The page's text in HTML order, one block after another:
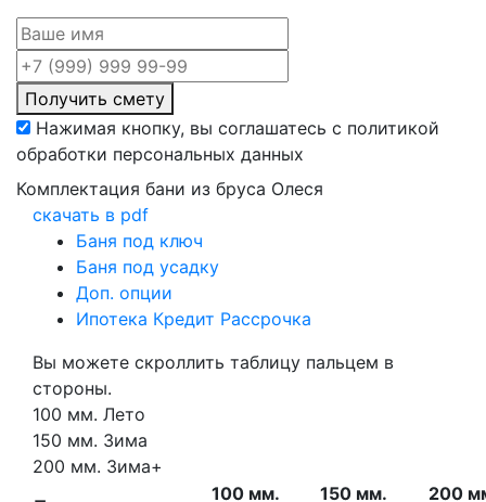
Получить смету
Нажимая кнопку, вы соглашатесь с политикой
обработки персональных данных
Комплектация бани из бруса Олеся
скачать в pdf
Баня под ключ
Баня под усадку
Доп. опции
Ипотека Кредит Рассрочка
Вы можете скроллить таблицу пальцем в
стороны.
100 мм. Лето
150 мм. Зима
200 мм. Зима+
100 мм.
150 мм.
200